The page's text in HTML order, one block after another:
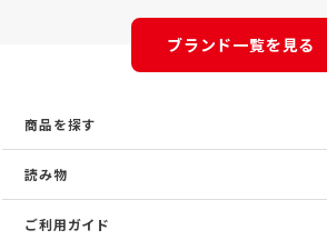
ブランド一覧を見る
商品を探す
読み物
ご利用ガイド